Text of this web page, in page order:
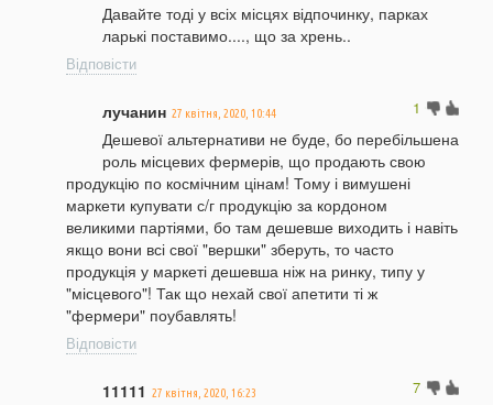
Давайте тоді у всіх місцях відпочинку, парках
ларькі поставимо...., що за хрень..
Відповісти
1
лучанин 27 квітня, 2020, 10:44
Дешевої альтернативи не буде, бо перебільшена
роль місцевих фермерів, що продають свою
продукцію по космічним цінам! Тому і вимушені
маркети купувати с/г продукцію за кордоном
великими партіями, бо там дешевше виходить і навіть
якщо вони всі свої "вершки" зберуть, то часто
продукція у маркеті дешевша ніж на ринку, типу у
"місцевого"! Так що нехай свої апетити ті ж
"фермери" поубавлять!
Відповісти
7
11111 27 квітня, 2020, 16:23